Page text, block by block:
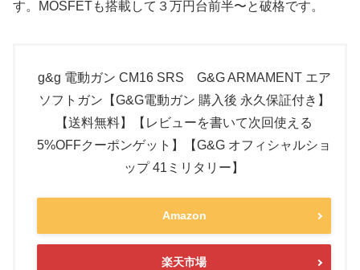
す。MOSFETも搭載して３万円台前半〜と破格です。
g&g 電動ガン CM16 SRS G&G ARMAMENT エア
ソフトガン【G&G電動ガン 購入後 永久保証付き】
【送料無料】【レビューを書いて次回使える
5%OFFクーポンゲット】【G&G オフィシャルショ
ップ 41ミリタリー】
Amazon
楽天市場